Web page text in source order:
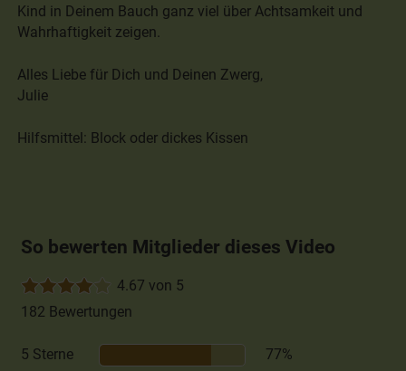
Kind in Deinem Bauch ganz viel über Achtsamkeit und
Wahrhaftigkeit zeigen.
Alles Liebe für Dich und Deinen Zwerg,
Julie
Hilfsmittel: Block oder dickes Kissen
So bewerten Mitglieder dieses Video
4.67 von 5
182 Bewertungen
5 Sterne
77%